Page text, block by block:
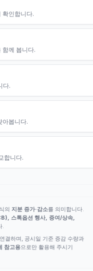
확인합니다.
함께 봅니다.
다.
아봅니다.
합니다.
의 지분 증가·감소를 의미합니다.
스톡옵션 행사, 증여/상속,
.
결하며, 공시일 기준 증감 수량과
참고용으로만 활용해 주시기